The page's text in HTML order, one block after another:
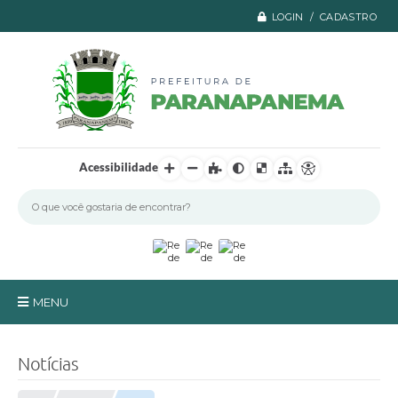
LOGIN / CADASTRO
Acessibilidade
MENU
Notícias